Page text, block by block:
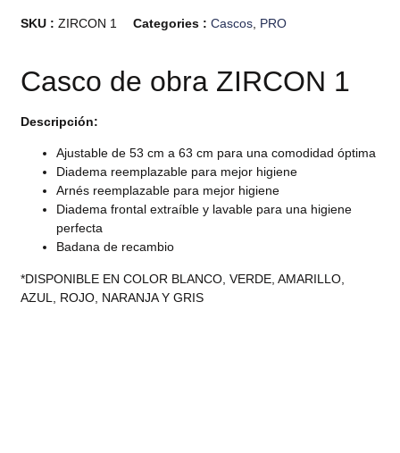
SKU :ZIRCON 1 Categories :Cascos, PRO
Casco de obra ZIRCON 1
Descripción:
Ajustable de 53 cm a 63 cm para una comodidad óptima
Diadema reemplazable para mejor higiene
Arnés reemplazable para mejor higiene
Diadema frontal extraíble y lavable para una higiene
perfecta
Badana de recambio
*DISPONIBLE EN COLOR BLANCO, VERDE, AMARILLO,
AZUL, ROJO, NARANJA Y GRIS